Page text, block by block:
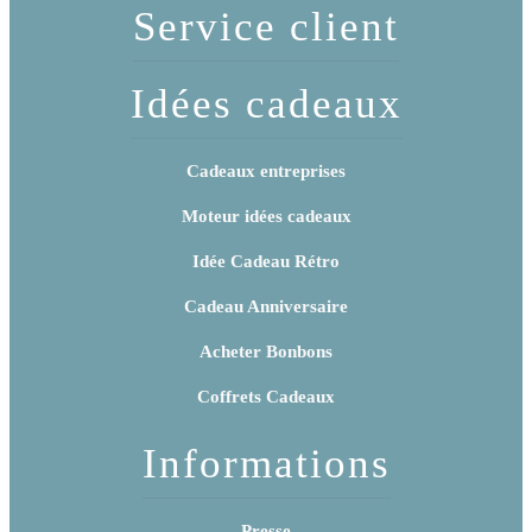
Service client
Idées cadeaux
Cadeaux entreprises
Moteur idées cadeaux
Idée Cadeau Rétro
Cadeau Anniversaire
Acheter Bonbons
Coffrets Cadeaux
Informations